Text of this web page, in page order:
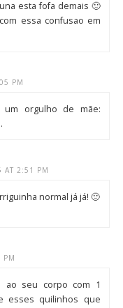
esta fofa demais 🙂
essa confusao em
PM
orgulho de mãe:
AT 2:51 PM
normal já já! 🙂
PM
ao seu corpo com 1
esses quilinhos que